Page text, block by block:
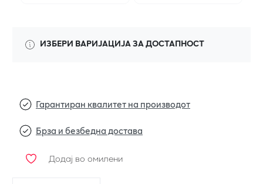
ИЗБЕРИ ВАРИЈАЦИЈА ЗА ДОСТАПНОСТ
Гарантиран квалитет на производот
Брза и безбедна достава
Додај во омилени